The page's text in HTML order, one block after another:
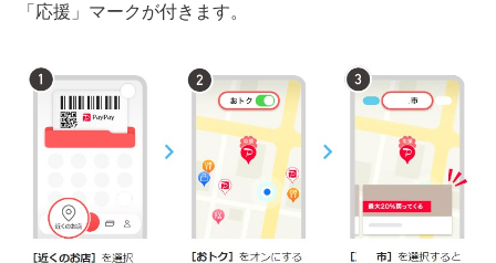
「応援」マークが付きます。